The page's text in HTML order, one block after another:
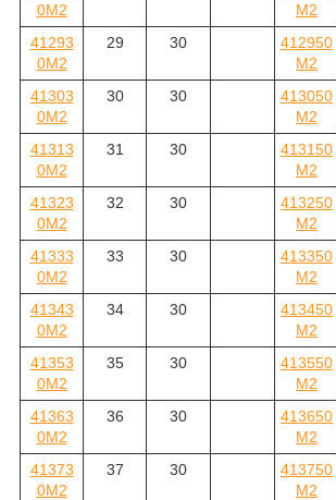
0M2
M2
41293
0M2
29 30
412950
M2
41303
0M2
30 30
413050
M2
41313
0M2
31 30
413150
M2
41323
0M2
32 30
413250
M2
41333
0M2
33 30
413350
M2
41343
0M2
34 30
413450
M2
41353
0M2
35 30
413550
M2
41363
0M2
36 30
413650
M2
41373
0M2
37 30
413750
M2